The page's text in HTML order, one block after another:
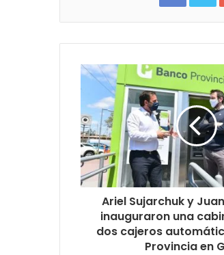
Ariel Sujarchuk y
inauguraron una
dos cajeros
Provincia en